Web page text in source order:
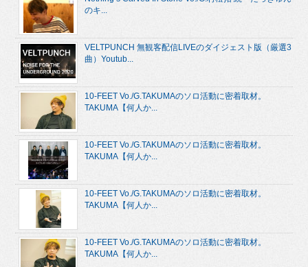
のキ...
VELTPUNCH 無観客配信LIVEのダイジェスト版（厳選3
曲）Youtub...
10-FEET Vo./G.TAKUMAのソロ活動に密着取材。
TAKUMA【何人か...
10-FEET Vo./G.TAKUMAのソロ活動に密着取材。
TAKUMA【何人か...
10-FEET Vo./G.TAKUMAのソロ活動に密着取材。
TAKUMA【何人か...
10-FEET Vo./G.TAKUMAのソロ活動に密着取材。
TAKUMA【何人か...